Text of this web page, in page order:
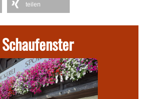
teilen
Schaufenster